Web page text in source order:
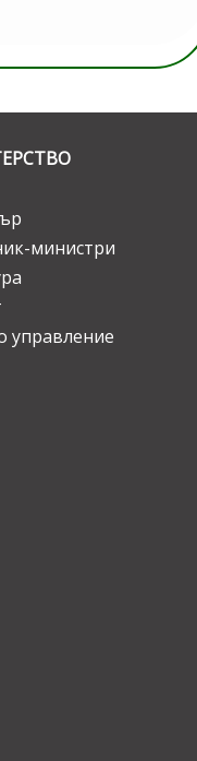
министри
управление